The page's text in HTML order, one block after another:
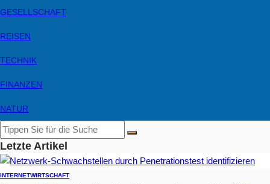
GESELLSCHAFT
REISEN
TECHNIK
FINANZEN
NATUR
Letzte Artikel
INTERNETWIRTSCHAFT